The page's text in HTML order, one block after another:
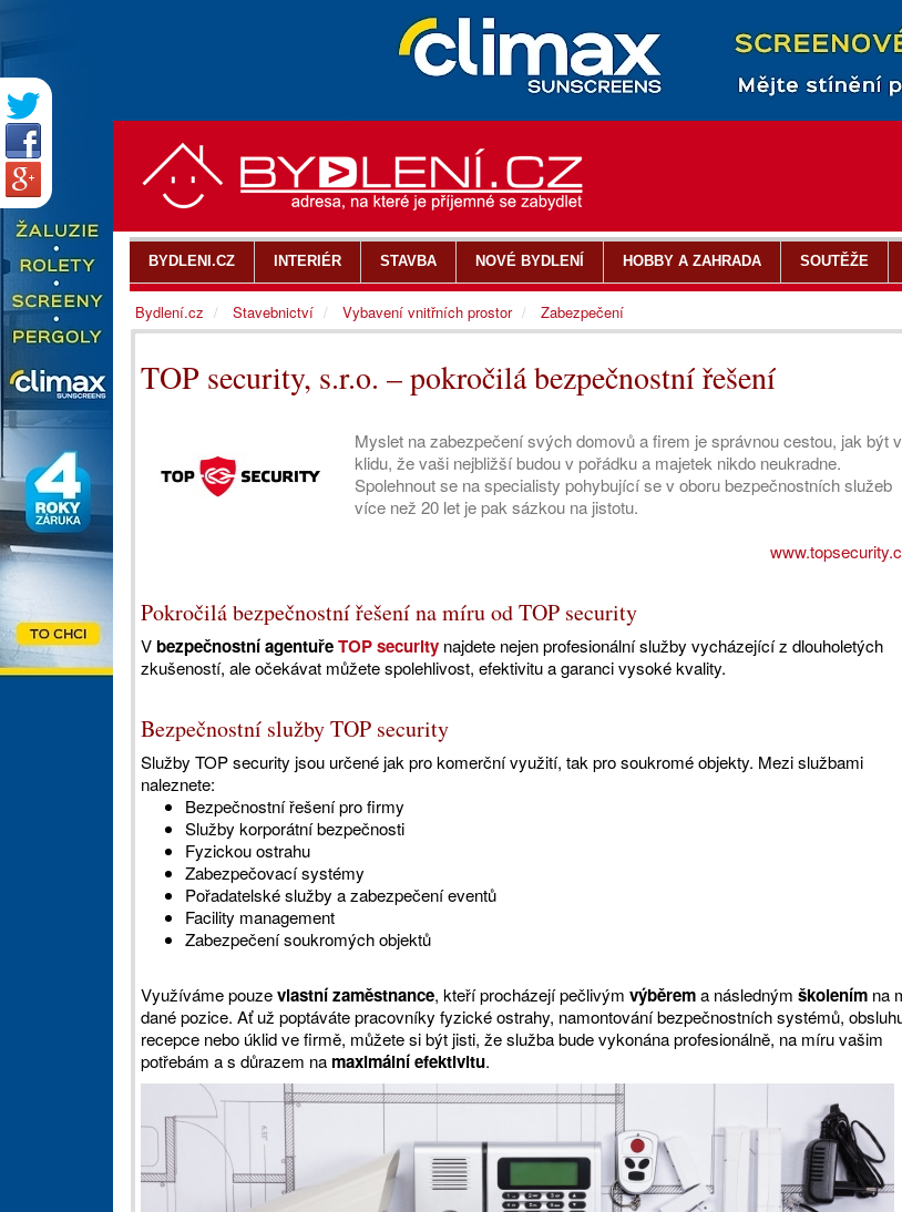
TOP security, s.r.o. – pokročilá bezpečnostní řešení
Myslet na zabezpečení svých domovů a firem je správnou cestou, jak být v
klidu, že vaši nejbližší budou v pořádku a majetek nikdo neukradne.
Spolehnout se na specialisty pohybující se v oboru bezpečnostních služeb
více než 20 let je pak sázkou na jistotu.
Pokročilá bezpečnostní řešení na míru od TOP security
Vbezpečnostní agentuřeTOP security najdete nejen profesionální služby vycházející z dlouholetých
zkušeností, ale očekávat můžete spolehlivost, efektivitu a garanci vysoké kvality.
Bezpečnostní služby TOP security
Služby TOP security jsou určené jak pro komerční využití, tak pro soukromé objekty. Mezi službami
naleznete:
Bezpečnostní řešení pro firmy
Služby korporátní bezpečnosti
Fyzickou ostrahu
Zabezpečovací systémy
Pořadatelské služby a zabezpečení eventů
Facility management
Zabezpečení soukromých objektů
Využíváme pouzevlastní zaměstnance, kteří procházejí pečlivým výběrema následným školením na
dané pozice. Ať už poptáváte pracovníky fyzické ostrahy, namontování bezpečnostních systémů,
recepce nebo úklid ve firmě, můžete si být jisti, že služba bude vykonána profesionálně, na míru vašim
potřebám a s důrazem na maximální efektivitu.
BYDLENI.CZ INTERIÉR STAVBA NOVÉ BYDLENÍ HOBBY A ZAHRADA SOUTĚŽE
Bydlení.cz Stavebnictví Vybavení vnitřních prostor Zabezpečení